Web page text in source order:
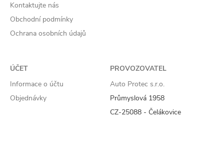
Kontaktujte nás
Obchodní podmínky
Ochrana osobních údajů
ÚČET
Informace o účtu
Objednávky
PROVOZOVATEL
Auto Protec s.r.o.
Průmyslová 1958
CZ-25088 - Čelákovice